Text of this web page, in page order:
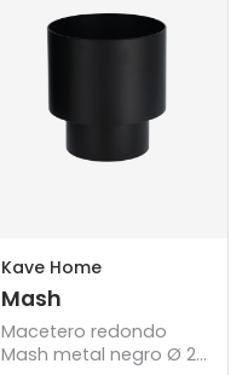
Kave Home
Mash
Macetero redondo
Mash metal negro Ø 28